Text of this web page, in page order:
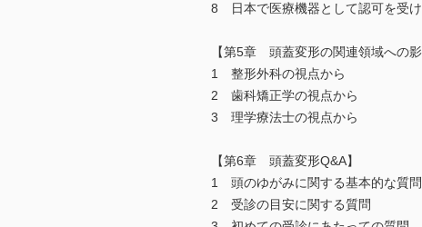
8 日本で医療機器として認可を受け
【第5章 頭蓋変形の関連領域への影
1 整形外科の視点から
2 歯科矯正学の視点から
3 理学療法士の視点から
【第6章 頭蓋変形Q&A】
1 頭のゆがみに関する基本的な質問
2 受診の目安に関する質問